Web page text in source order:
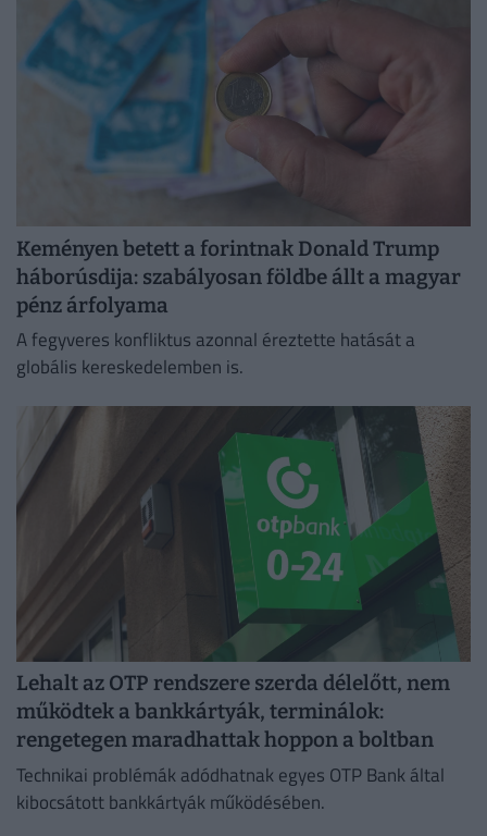
Keményen betett a forintnak Donald Trump
háborúsdija: szabályosan földbe állt a magyar
pénz árfolyama
A fegyveres konfliktus azonnal éreztette hatását a
globális kereskedelemben is.
Lehalt az OTP rendszere szerda délelőtt, nem
működtek a bankkártyák, terminálok:
rengetegen maradhattak hoppon a boltban
Technikai problémák adódhatnak egyes OTP Bank által
kibocsátott bankkártyák működésében.